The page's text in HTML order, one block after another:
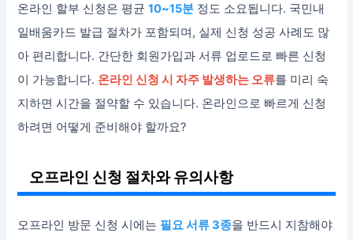
온라인 할부 신청은 평균10~15분 정도 소요됩니다. 국민내
일배움카드 발급 절차가 포함되며, 실제 신청 성공 사례도 많
아 편리합니다. 간단한 회원가입과 서류 업로드로 빠른 신청
이 가능합니다. 온라인 신청 시 자주 발생하는 오류를 미리 숙
지하면 시간을 절약할 수 있습니다. 온라인으로 빠르게 신청
하려면 어떻게 준비해야 할까요?
오프라인 신청 절차와 유의사항
오프라인 방문 신청 시에는 필요 서류 3종을 반드시 지참해야